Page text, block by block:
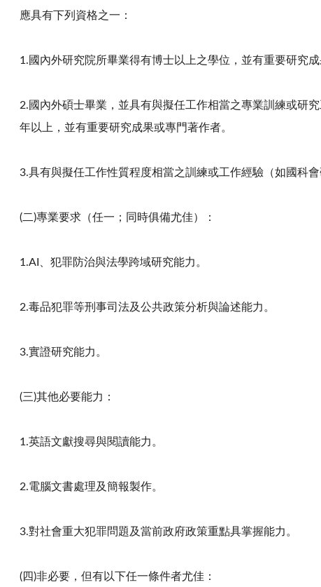
應具有下列資格之一：
1.國內外研究院所畢業得有博士以上之學位，並有重要研究成
2.國內外碩士畢業，並具有與擬任工作相當之專業訓練或研
年以上，並有重要研究成果或專門著作者。
3.具有與擬任工作性質程度相當之訓練或工作經驗（如國科
(二)專業要求（任一；同時俱備尤佳）：
1.AI、犯罪防治與法學跨域研究能力。
2.毒品犯罪等刑事司法及公共政策分析與論述能力。
3.實證研究能力。
(三)其他必要能力：
1.英語文獻搜尋與閱讀能力。
2.電腦文書處理及簡報製作。
3.對社會重大犯罪問題及當前政府政策重點具掌握能力。
(四)非必要，但有以下任一條件者尤佳：